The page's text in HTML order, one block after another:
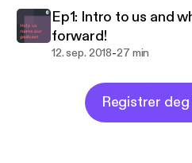
Ep1: Intro to us and
forward!
12. sep. 2018-27 min
Registrer